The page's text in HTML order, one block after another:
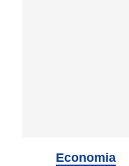
Economia